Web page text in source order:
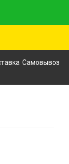
Самовывоз